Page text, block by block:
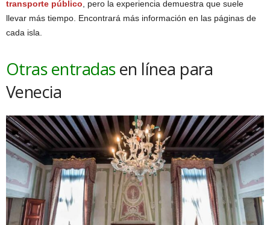
transporte público, pero la experiencia demuestra que suele
llevar más tiempo. Encontrará más información en las páginas de
cada isla.
Otras entradasen línea para
Venecia